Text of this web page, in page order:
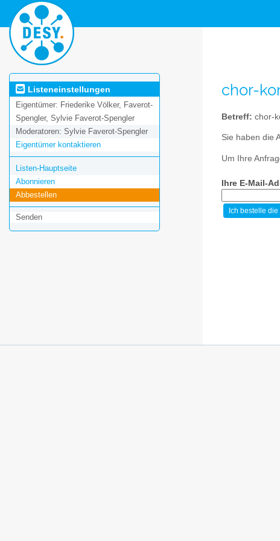
Listeneinstellungen
Eigentümer: Friederike Völker, Faverot-
Spengler, Sylvie Faverot-Spengler
Moderatoren: Sylvie Faverot-Spengler
Eigentümer kontaktieren
Listen-Hauptseite
Abonnieren
Abbestellen
Senden
chor-
Betreff: chor-
Sie haben die
Um Ihre
Ihre E-Mail-